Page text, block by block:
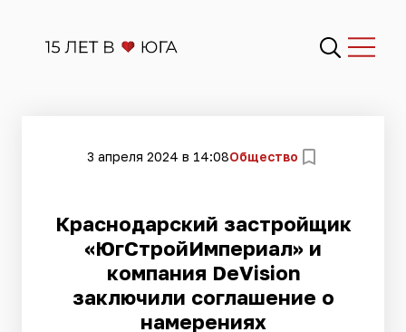
3 апреля 2024 в 14:08Общество
​Краснодарский застройщик
«ЮгСтройИмпериал» и
компания DeVision
заключили соглашение о
намерениях